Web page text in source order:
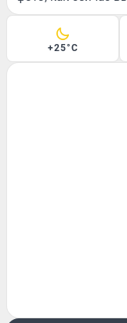
+25°C